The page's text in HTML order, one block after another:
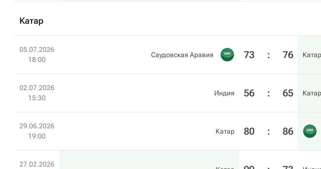
Катар
05.07.2026
18:00
Саудовская Аравия 73 : 76 Катар
02.07.2026
15:30
Индия 56 : 65 Катар
29.06.2026
19:00
Катар 80 : 86
27.02.2026